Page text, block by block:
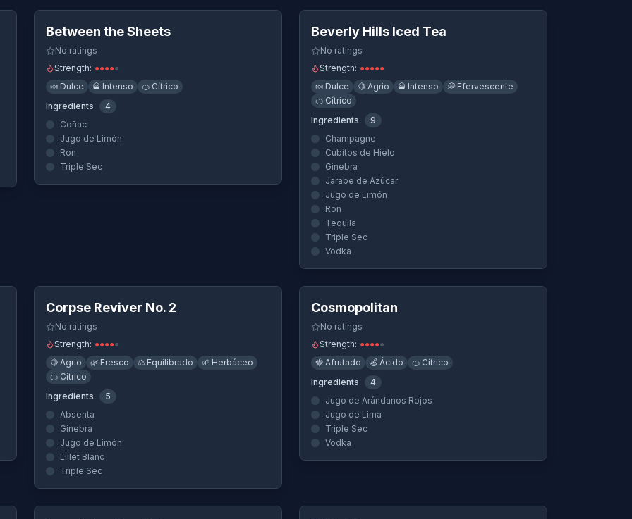
Sec
Sec
Sec
Sec
Sec
Between the Sheets
No ratings
Strength: ●●●●●
🍬 Dulce 🥃 Intenso 🍊 Cítrico
Ingredients
4
Coñac
Jugo de Limón
Ron
Triple Sec
Beverly Hills Iced Tea
No ratings
Strength: ●●●●●
🍬 Dulce 🍋 Agrio 🥃 Intenso 💭 Efervescente
🍊 Cítrico
Ingredients
9
Champagne
Cubitos de Hielo
Ginebra
Jarabe de Azúcar
Jugo de Limón
Ron
Tequila
Triple Sec
Vodka
Corpse Reviver No. 2
No ratings
Strength: ●●●●●
🍋 Agrio 🌿 Fresco ⚖️ Equilibrado 🌱 Herbáceo
🍊 Cítrico
Ingredients
5
Absenta
Ginebra
Jugo de Limón
Lillet Blanc
Triple Sec
Quick View
Cosmopolitan
No ratings
Strength: ●●●●●
🍓 Afrutado 🍏 Ácido 🍊 Cítrico
Ingredients
4
Jugo de Arándanos Rojos
Jugo de Lima
Triple Sec
Vodka
Quick View